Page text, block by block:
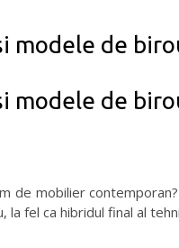
modele de
modele de
de mobilier
fel ca hibridul final al